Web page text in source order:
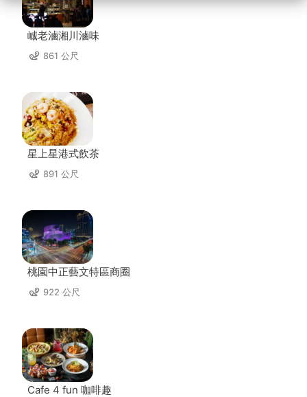
峸老滷湘川滷味
861 公尺
星上星港式飲茶
891 公尺
桃園中正藝文特區商圈
922 公尺
Cafe 4 fun 咖啡趣